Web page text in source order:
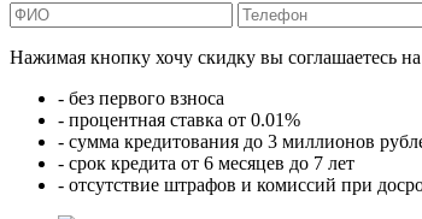
Нажимая кнопку хочу скидку вы соглашаетесь на
- без первого взноса
- процентная ставка от 0.01%
- сумма кредитования до 3 миллионов
- срок кредита от 6 месяцев до 7 лет
- отсутствие штрафов и комиссий при